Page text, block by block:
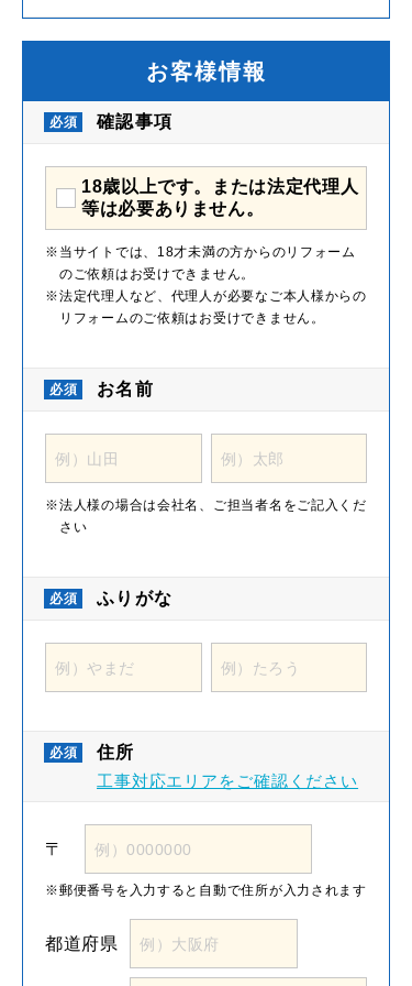
お客様情報
確認事項
18歳以上です。または法定代理人
等は必要ありません。
当サイトでは、18才未満の方からのリフォーム
のご依頼はお受けできません。
法定代理人など、代理人が必要なご本人様からの
リフォームのご依頼はお受けできません。
お名前
法人様の場合は会社名、ご担当者名をご記入くだ
さい
ふりがな
住所
工事対応エリアをご確認ください
〒
郵便番号を入力すると 自動で住所が入力されます
都道府県